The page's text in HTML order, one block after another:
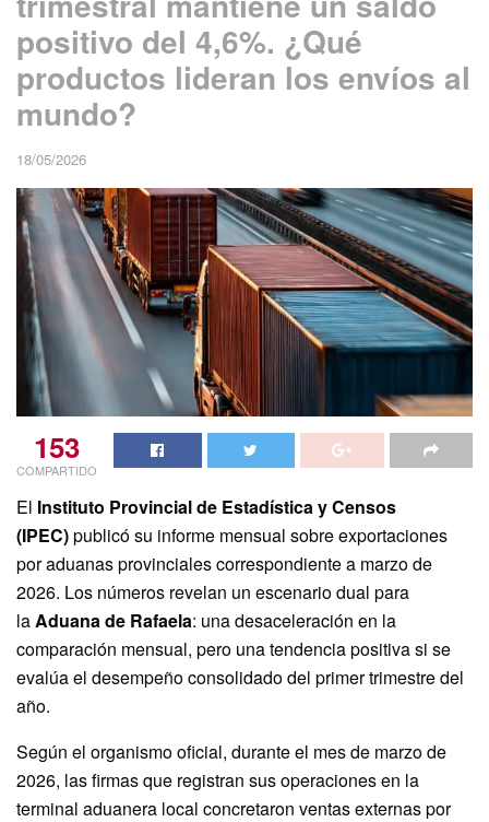
positivo del 4,6%. ¿Qué
productos lideran los envíos al
mundo?
18/05/2026
153
COMPARTIDO
El Instituto Provincial de Estadística y Censos
(IPEC)publicó su informe mensual sobre exportaciones
por aduanas provinciales correspondiente a marzo de
2026. Los números revelan un escenario dual para
laAduana de Rafaela: una desaceleración en la
comparación mensual, pero una tendencia positiva si se
evalúa el desempeño consolidado del primer trimestre del
año.
Según el organismo oficial, durante el mes de marzo de
2026, las firmas que registran sus operaciones en la
terminal aduanera local concretaron ventas externas por